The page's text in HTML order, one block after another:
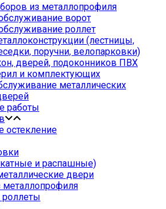
из металлопрофиля
ворот
роллет
(лестницы,
поручни, велопарковки)
дверей, подоконников ПВХ
и комплектующих
металлических
работы
остекление
и распашные)
двери
металлопрофиля